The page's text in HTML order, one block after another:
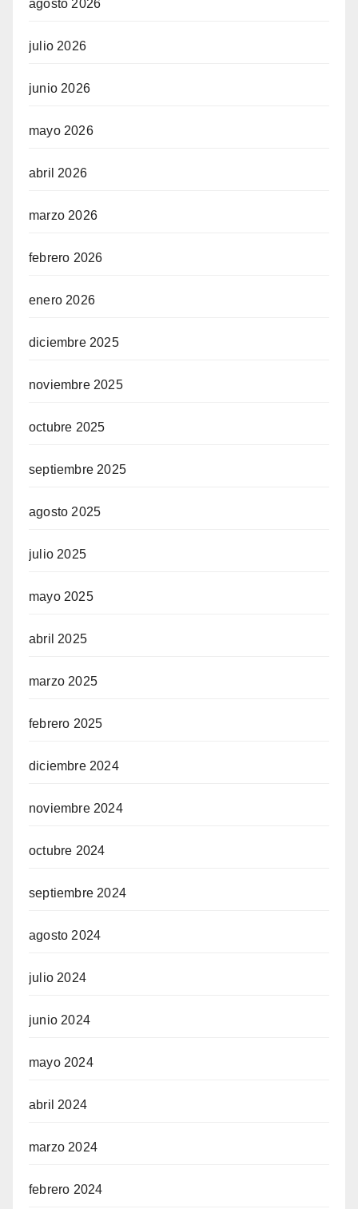
agosto 2026
julio 2026
junio 2026
mayo 2026
abril 2026
marzo 2026
febrero 2026
enero 2026
diciembre 2025
noviembre 2025
octubre 2025
septiembre 2025
agosto 2025
julio 2025
mayo 2025
abril 2025
marzo 2025
febrero 2025
diciembre 2024
noviembre 2024
octubre 2024
septiembre 2024
agosto 2024
julio 2024
junio 2024
mayo 2024
abril 2024
marzo 2024
febrero 2024